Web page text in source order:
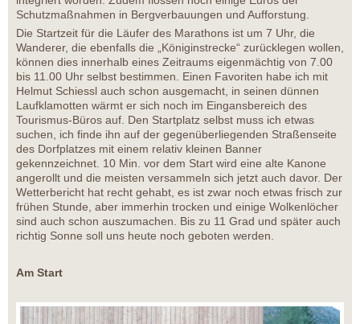
Schutzmaßnahmen in Bergverbauungen und Aufforstung.
Die Startzeit für die Läufer des Marathons ist um 7 Uhr, die
Wanderer, die ebenfalls die „Königinstrecke“ zurücklegen wollen,
können dies innerhalb eines Zeitraums eigenmächtig von 7.00
bis 11.00 Uhr selbst bestimmen. Einen Favoriten habe ich mit
Helmut Schiessl auch schon ausgemacht, in seinen dünnen
Laufklamotten wärmt er sich noch im Eingansbereich des
Tourismus-Büros auf. Den Startplatz selbst muss ich etwas
suchen, ich finde ihn auf der gegenüberliegenden Straßenseite
des Dorfplatzes mit einem relativ kleinen Banner
gekennzeichnet. 10 Min. vor dem Start wird eine alte Kanone
angerollt und die meisten versammeln sich jetzt auch davor. Der
Wetterbericht hat recht gehabt, es ist zwar noch etwas frisch zur
frühen Stunde, aber immerhin trocken und einige Wolkenlöcher
sind auch schon auszumachen. Bis zu 11 Grad und später auch
richtig Sonne soll uns heute noch geboten werden.
Am Start